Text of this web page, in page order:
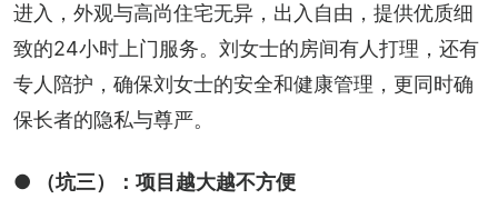
进入，外观与高尚住宅无异，出入自由，提供优质细
致的24小时上门服务。刘女士的房间有人打理，还有
专人陪护，确保刘女士的安全和健康管理，更同时确
保长者的隐私与尊严。
● （坑三）：项目越大越不方便